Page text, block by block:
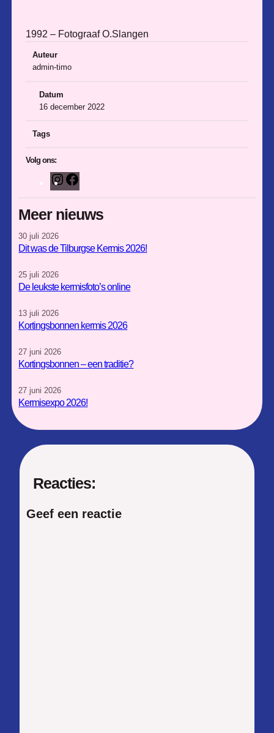
1992 – Fotograaf O.Slangen
Auteur
admin-timo
Datum
16 december 2022
Tags
Volg ons:
I
n
s
t
g
a
e
o
k
Meer nieuws
30 juli 2026
Dit was de Tilburgse Kermis 2026!
25 juli 2026
De leukste kermisfoto’s online
13 juli 2026
Kortingsbonnen kermis 2026
27 juni 2026
Kortingsbonnen – een traditie?
27 juni 2026
Kermisexpo 2026!
Reacties:
Geef een reactie